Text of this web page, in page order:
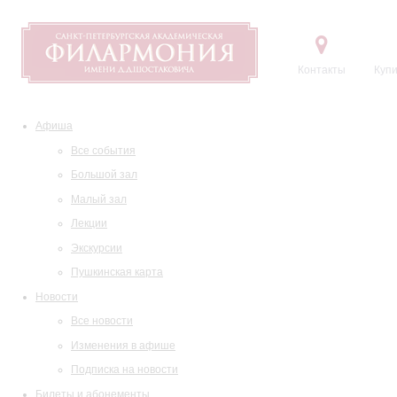
Контакты
Афиша
Все события
Большой зал
Малый зал
Лекции
Экскурсии
Пушкинская карта
Новости
Все новости
Изменения в афише
Подписка на новости
Билеты и абонементы